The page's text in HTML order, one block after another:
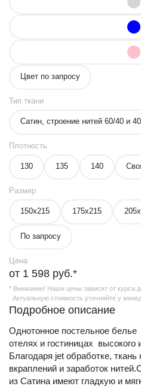
Цвет по запросу
Тип ткани
Сатин, строение нитей 60/40 и
Плотность
130 135 140
Размер
150х215 175х215
По запросу
Цена
от 1 598 руб.*
* Внимание! Наши цены зависят от курса
Актуальную стоимость уточняйте у
Подробное описание
Однотонное постельное
отелях и гостиницах высокого
Благодаря jet обработке,
вкраплений и заработок
из Сатина имеют гладкую и